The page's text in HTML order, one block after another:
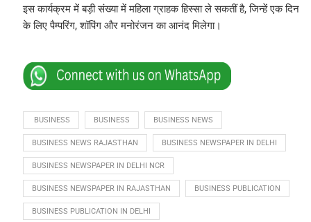
इस कार्यक्रम में बड़ी संख्या में महिला ग्राहक हिस्सा ले सकतीं है, जिन्हें एक दिन
के लिए पैम्परिंग, शॉपिंग और मनोरंजन का आनंद मिलेगा।
 BUSINESS BUSINESS BUSINESS NEWS
BUSINESS NEWS RAJASTHAN BUSINESS NEWSPAPER IN DELHI
BUSINESS NEWSPAPER IN DELHI NCR
BUSINESS NEWSPAPER IN RAJASTHAN BUSINESS PUBLICATION
BUSINESS PUBLICATION IN DELHI